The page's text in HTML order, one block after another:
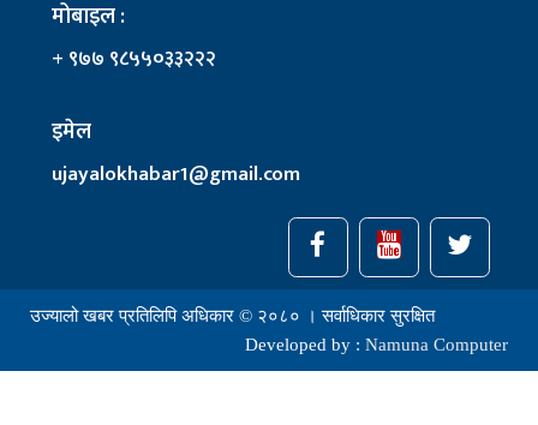
मोबाइल :
+ ९७७ ९८५५०३३२२२
इमेल
ujayalokhabar1@gmail.com
उज्यालो खबर प्रतिलिपि अधिकार © २०८० । सर्वाधिकार सुरक्षित
Developed by : Namuna Computer